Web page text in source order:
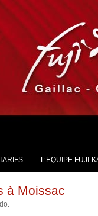
L’EQUIPE FUJI-
à Moissac